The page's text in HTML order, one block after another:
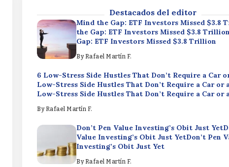
Destacados del editor
Mind the Gap: ETF Investors Missed $3.8
the Gap: ETF Investors Missed $3.8
Gap: ETF Investors Missed $3.8 Trillion
By Rafael Martín F.
6 Low-Stress Side Hustles That Don’t Require a Car
Low-Stress Side Hustles That Don’t Require a Car or
Low-Stress Side Hustles That Don’t Require a Car or
By Rafael Martín F.
Don’t Pen Value Investing’s Obit Just
Value Investing’s Obit Just YetDon’t Pen
Investing’s Obit Just Yet
By Rafael Martín F.